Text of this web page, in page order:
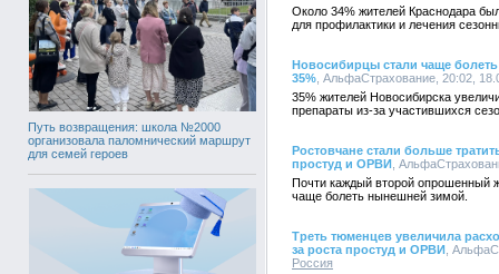
Путь возвращения: школа №2000
организовала паломнический маршрут
для семей героев
Около 34% жителей Краснодара
для профилактики и лечения
Новосибирцы стали чаще
35% , АльфаСтрахование, 20:02,
35% жителей Новосибирска
препараты из-за участившихся
Ростовчане стали больше
простуд и ОРВИ ,
Почти каждый второй опрошенный
чаще болеть нынешней зимой.
Треть тюменцев увеличила
за роста простуд и ОРВИ ,
Россия